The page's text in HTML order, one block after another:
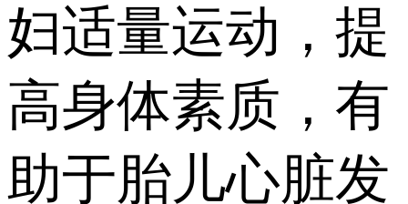
妇适量运动，提
高身体素质，有
助于胎儿心脏发